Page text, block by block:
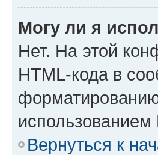
Могу ли я
Нет. На этой
HTML-кода в
использованием
Вернуться к